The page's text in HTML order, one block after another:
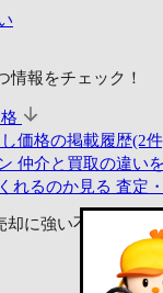
情報をチェック！
価格の掲載履歴(2
仲介と買取の違い
れるのか見る 査定
却に強い不動産会社